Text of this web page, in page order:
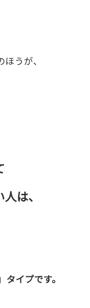
うが、
は、
タイプです。